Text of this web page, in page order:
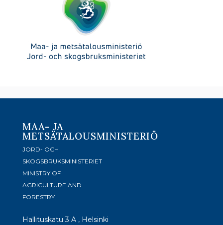
MAA- JA
METSÄTALOUSMINISTERIÖ
JORD- OCH
SKOGSBRUKSMINISTERIET
MINISTRY OF
AGRICULTURE AND
FORESTRY
Hallituskatu 3 A , Helsinki